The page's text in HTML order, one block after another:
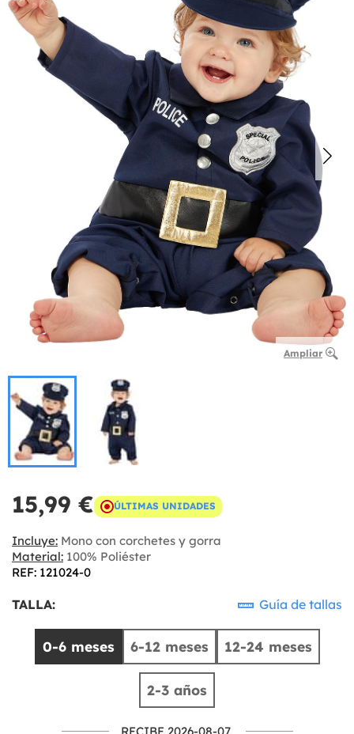
Ampliar
15,99 € ÚLTIMAS UNIDADES
Incluye: Mono con corchetes y gorra
Material: 100% Poliéster
REF: 121024-0
TALLA: Guía de tallas
0-6 meses 6-12 meses 12-24 meses
2-3 años
RECIBE 2026-08-07